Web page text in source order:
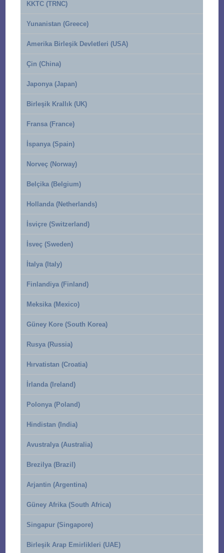
KKTC (TRNC)
Yunanistan (Greece)
Amerika Birleşik Devletleri (USA)
Çin (China)
Japonya (Japan)
Birleşik Krallık (UK)
Fransa (France)
İspanya (Spain)
Norveç (Norway)
Belçika (Belgium)
Hollanda (Netherlands)
İsviçre (Switzerland)
İsveç (Sweden)
İtalya (Italy)
Finlandiya (Finland)
Meksika (Mexico)
Güney Kore (South Korea)
Rusya (Russia)
Hırvatistan (Croatia)
İrlanda (Ireland)
Polonya (Poland)
Hindistan (India)
Avustralya (Australia)
Brezilya (Brazil)
Arjantin (Argentina)
Güney Afrika (South Africa)
Singapur (Singapore)
Birleşik Arap Emirlikleri (UAE)